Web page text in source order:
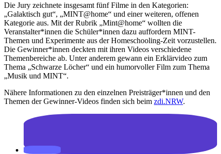
Die Jury zeichnete insgesamt fünf Filme in den Kategorien:
„Galaktisch gut“, „MINT@home“ und einer weiteren, offenen
Kategorie aus. Mit der Rubrik „Mint@home“ wollten die
Veranstalter*innen die Schüler*innen dazu auffordern MINT-
Themen und Experimente aus der Homeschooling-Zeit vorzustellen.
Die Gewinner*innen deckten mit ihren Videos verschiedene
Themenbereiche ab. Unter anderem gewann ein Erklärvideo zum
Thema „Schwarze Löcher“ und ein humorvoller Film zum Thema
„Musik und MINT“.
Nähere Informationen zu den einzelnen Preisträger*innen und den
Themen der Gewinner-Videos finden sich beim zdi.NRW.